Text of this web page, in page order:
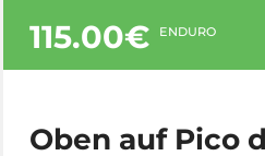
115.00€ ENDURO
Oben auf Pico